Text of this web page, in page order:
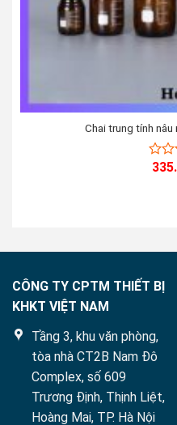
Chai trung tính
0
CÔNG TY CPTM THIẾT BỊ
KHKT VIỆT NAM
Tầng 3, khu văn phòng,
tòa nhà CT2B Nam Đô
Complex, số 609
Trương Định, Thịnh Liệt,
Hoàng Mai, TP. Hà Nội